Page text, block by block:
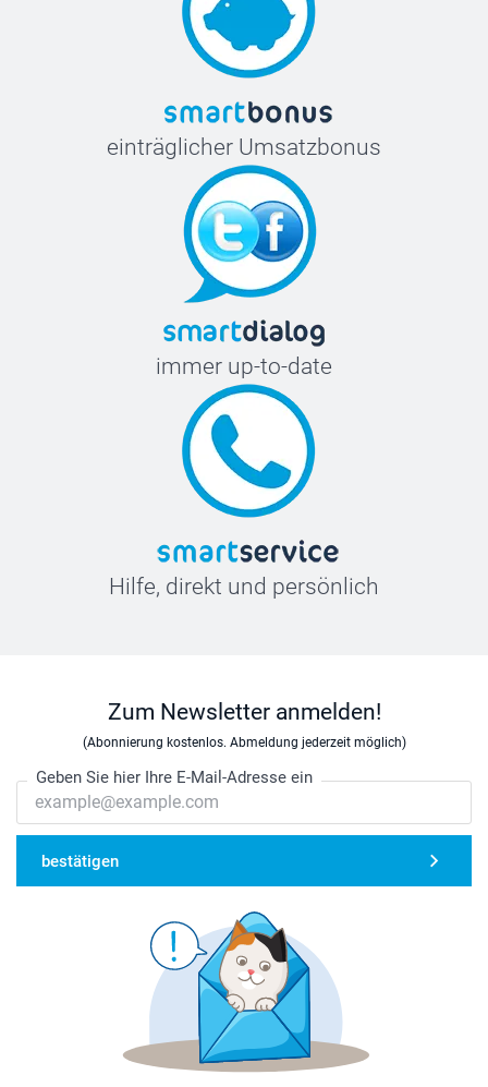
einträglicher Umsatzbonus
immer up-to-date
Hilfe, direkt und persönlich
Zum Newsletter anmelden!
(Abonnierung kostenlos. Abmeldung jederzeit möglich)
Geben Sie hier Ihre E-Mail-Adresse ein
bestätigen